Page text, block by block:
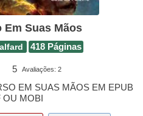
Em Suas Mãos
418 Páginas
5 Avaliações: 2
EM SUAS MÃOS EM EPUB
OU MOBI